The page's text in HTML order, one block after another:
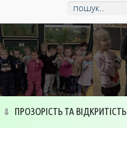
ПРОЗОРІСТЬ ТА ВІДКРИТІСТЬ